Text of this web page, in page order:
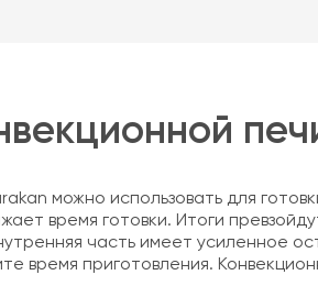
можно использовать для
время готовки. Итоги
часть имеет усиленное
время приготовления.